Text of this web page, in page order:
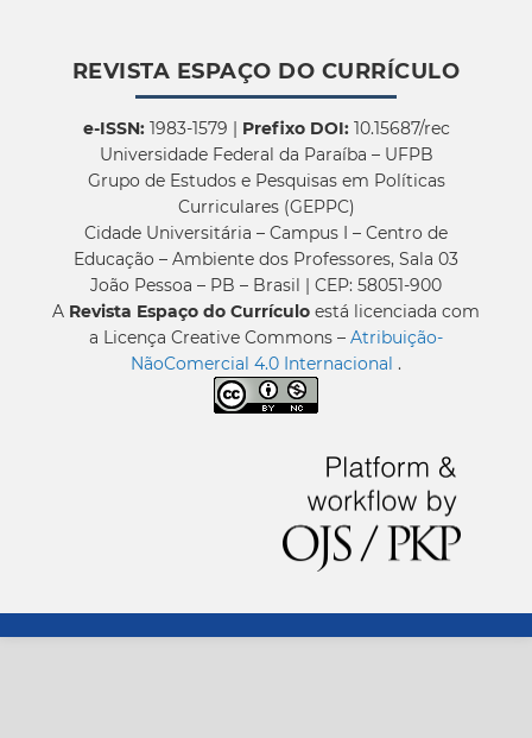
REVISTA ESPAÇO DO CURRÍCULO
e-ISSN:1983-1579 | Prefixo DOI:10.15687/rec
Universidade Federal da Paraíba – UFPB
Grupo de Estudos e Pesquisas em Políticas
Curriculares (GEPPC)
Cidade Universitária – Campus I – Centro de
Educação – Ambiente dos Professores, Sala 03
João Pessoa – PB – Brasil | CEP: 58051-900
A Revista Espaço do Currículo está licenciada com
a Licença Creative Commons – Atribuição-
NãoComercial 4.0 Internacional .